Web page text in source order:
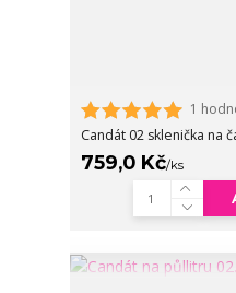
1
Candát 02 sklenička na
759,0 Kč/ks